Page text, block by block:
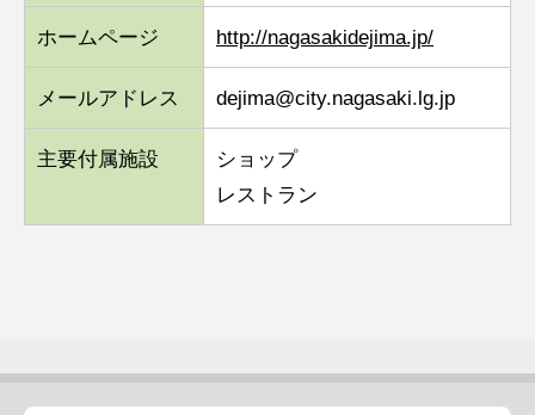
ホームページ http://nagasakidejima.jp/
メールアドレス dejima@city.nagasaki.lg.jp
主要付属施設
ショップ
レストラン